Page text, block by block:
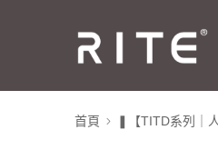
首頁 ❚【TITD系列｜